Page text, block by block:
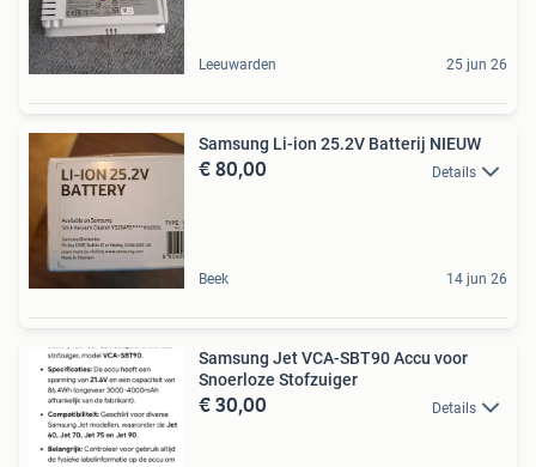
Leeuwarden 25 jun 26
Samsung Li-ion 25.2V Batterij NIEUW
€ 80,00 Details
Beek 14 jun 26
Samsung Jet VCA-SBT90 Accu voor
Snoerloze Stofzuiger
€ 30,00 Details